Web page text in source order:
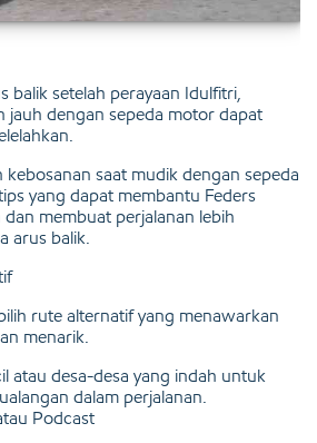
balik setelah perayaan Idulfitri,
jauh dengan sepeda motor dapat
saat mudik dengan sepeda
yang dapat membantu Feders
membuat perjalanan lebih
arus balik.
rute alternatif yang menawarkan
menarik.
atau desa-desa yang indah untuk
dalam perjalanan.
Podcast